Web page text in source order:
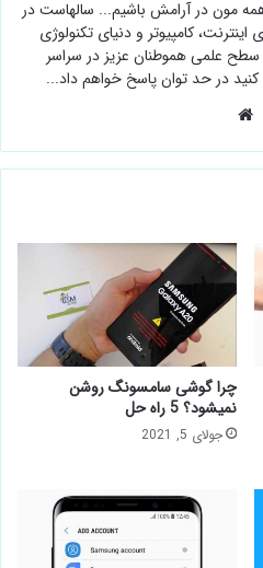
مون در آرامش باشیم... سالهاست در
کامپیوتر و دنیای تکنولوژی
علمی هموطنان عزیز در سراسر
در حد توان پاسخ خواهم داد...
چرا گوشی سامسونگ روشن
نمیشود؟ 5 راه حل
جولای 5, 2021